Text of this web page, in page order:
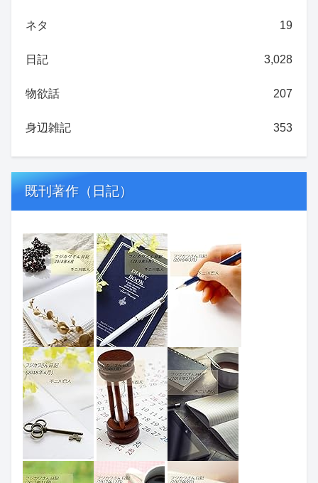
ネタ 19
日記 3,028
物欲話 207
身辺雑記 353
既刊著作（日記）